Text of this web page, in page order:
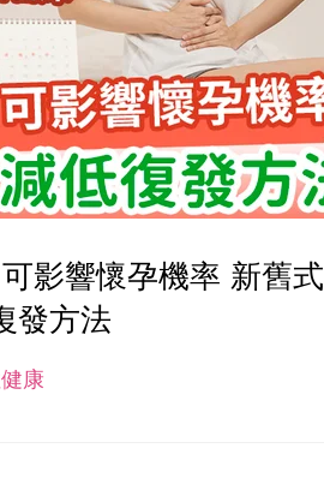
影響懷孕機率 新舊式
發方法
康